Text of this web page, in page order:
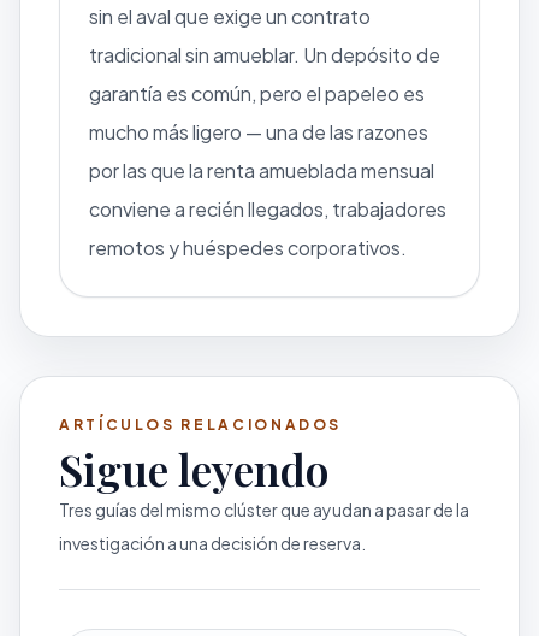
sin el aval que exige un contrato
tradicional sin amueblar. Un depósito de
garantía es común, pero el papeleo es
mucho más ligero — una de las razones
por las que la renta amueblada mensual
conviene a recién llegados, trabajadores
remotos y huéspedes corporativos.
ARTÍCULOS RELACIONADOS
Sigue leyendo
Tres guías del mismo clúster que ayudan a pasar de la
investigación a una decisión de reserva.